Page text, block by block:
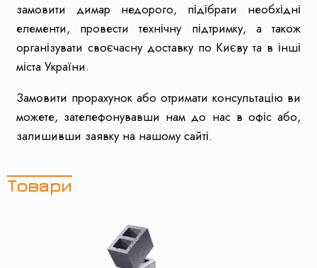
замовити димар недорого, підібрати необхідні
елементи, провести технічну підтримку, а також
організувати своєчасну доставку по Києву та в інші
міста України.
Замовити прорахунок або отримати консультацію ви
можете, зателефонувавши нам до нас в офіс або,
залишивши заявку на нашому сайті.
Товари